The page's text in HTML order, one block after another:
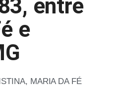
entre
e
, MARIA DA FÉ